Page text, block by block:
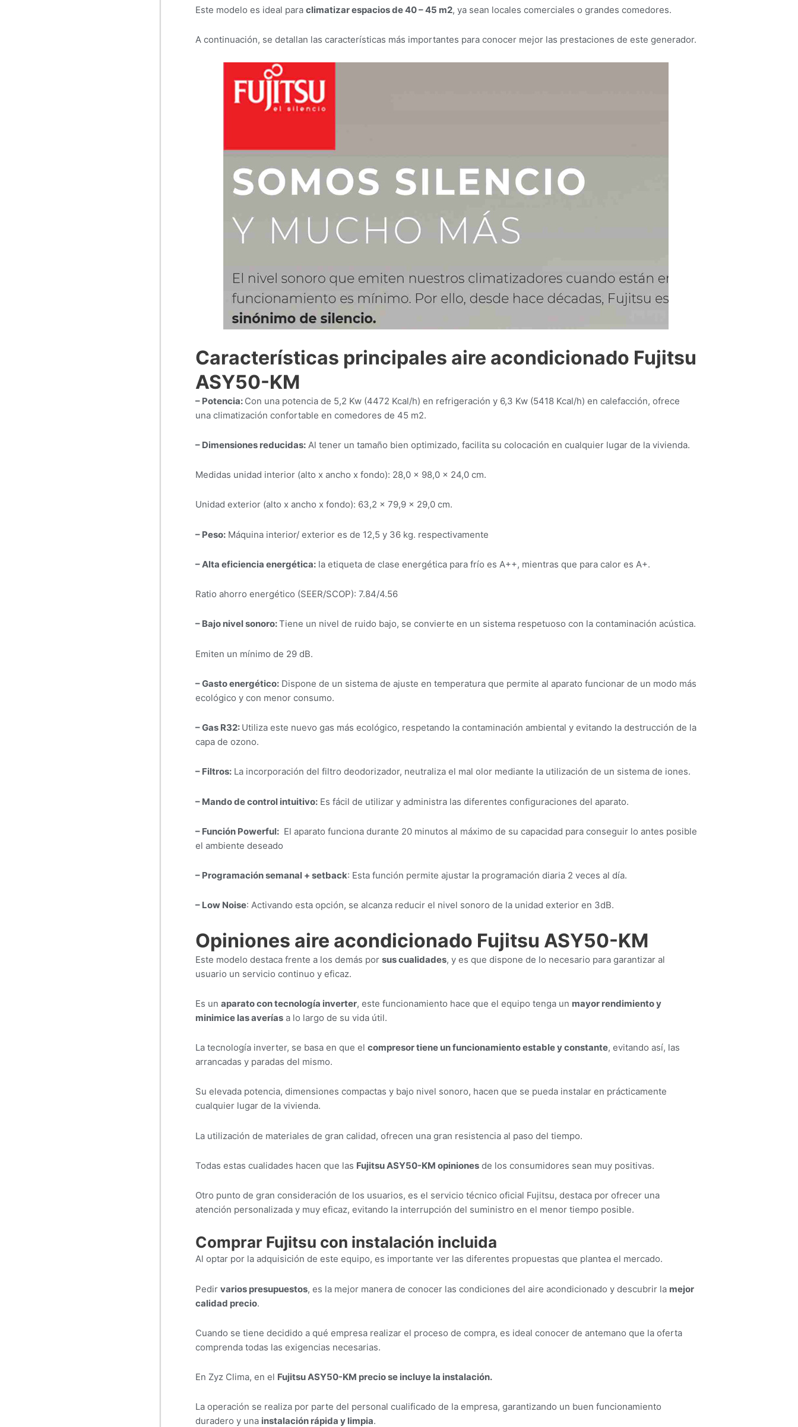
Este modelo es ideal para climatizar espacios de 40 – 45 m2, ya sean locales comerciales o grandes comedores.
A continuación, se detallan las características más importantes para conocer mejor las prestaciones de este generador.
Características principales aire acondicionado Fujitsu
ASY50-KM
– Potencia: Con una potencia de 5,2 Kw (4472 Kcal/h) en refrigeración y 6,3 Kw (5418 Kcal/h) en calefacción, ofrece
una climatización confortable en comedores de 45 m2.
– Dimensiones reducidas:Al tener un tamaño bien optimizado, facilita su colocación en cualquier lugar de la vivienda.
Medidas unidad interior (alto x ancho x fondo): 28,0 × 98,0 × 24,0 cm.
Unidad exterior (alto x ancho x fondo): 63,2 × 79,9 × 29,0 cm.
– Peso:Máquina interior/ exterior es de 12,5 y 36 kg. respectivamente
– Alta eficiencia energética:la etiqueta de clase energética para frío es A++, mientras que para calor es A+.
Ratio ahorro energético (SEER/SCOP): 7.84/4.56
– Bajo nivel sonoro:Tiene un nivel de ruido bajo, se convierte en un sistema respetuoso con la contaminación acústica.
Emiten un mínimo de 29 dB.
– Gasto energético:Dispone de un sistema de ajuste en temperatura que permite al aparato funcionar de un modo más
ecológico y con menor consumo.
– Gas R32: Utiliza este nuevo gas más ecológico, respetando la contaminación ambiental y evitando la destrucción de la
capa de ozono.
– Filtros:La incorporación del filtro deodorizador, neutraliza el mal olor mediante la utilización de un sistema de iones.
– Mando de control intuitivo:Es fácil de utilizar y administra las diferentes configuraciones del aparato.
– Función Powerful:El aparato funciona durante 20 minutos al máximo de su capacidad para conseguir lo antes posible
el ambiente deseado
– Programación semanal + setback: Esta función permite ajustar la programación diaria 2 veces al día.
– Low Noise: Activando esta opción, se alcanza reducir el nivel sonoro de la unidad exterior en 3dB.
Opiniones aire acondicionado Fujitsu ASY50-KM
Este modelo destaca frente a los demás por sus cualidades, y es que dispone de lo necesario para garantizar al
usuario un servicio continuo y eficaz.
Es un aparato con tecnología inverter, este funcionamiento hace que el equipo tenga un mayor rendimiento y
minimice las averíasa lo largo de su vida útil.
La tecnología inverter, se basa en que el compresor tiene un funcionamiento estable y constante, evitando así, las
arrancadas y paradas del mismo.
Su elevada potencia, dimensiones compactas y bajo nivel sonoro, hacen que se pueda instalar en prácticamente
cualquier lugar de la vivienda.
La utilización de materiales de gran calidad, ofrecen una gran resistencia al paso del tiempo.
Todas estas cualidades hacen que las Fujitsu ASY50-KM opinionesde los consumidores sean muy positivas.
Otro punto de gran consideración de los usuarios, es el servicio técnico oficial Fujitsu, destaca por ofrecer una
atención personalizada y muy eficaz, evitando la interrupción del suministro en el menor tiempo posible.
Comprar Fujitsu con instalación incluida
Al optar por la adquisición de este equipo, es importante ver las diferentes propuestas que plantea el mercado.
Pedir varios presupuestos, es la mejor manera de conocer las condiciones del aire acondicionado y descubrir la mejor
calidad precio.
Cuando se tiene decidido a qué empresa realizar el proceso de compra, es ideal conocer de antemano que la oferta
comprenda todas las exigencias necesarias.
En Zyz Clima, en el Fujitsu ASY50-KM precio se incluye la instalación.
La operación se realiza por parte del personal cualificado de la empresa, garantizando un buen funcionamiento
duradero y una instalación rápida y limpia.